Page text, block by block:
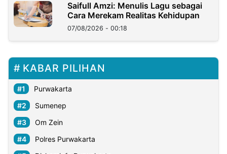
Saifull Amzi: Menulis Lagu sebagai
Cara Merekam Realitas Kehidupan
07/08/2026 - 00:18
KABAR PILIHAN
Purwakarta
Sumenep
Om Zein
Polres Purwakarta